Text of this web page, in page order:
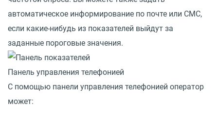
автоматическое информирование по почте или СМС,
если какие-нибудь из показателей выйдут за
заданные пороговые значения.
Панель управления телефонией
С помощью панели управления телефонией оператор
может: